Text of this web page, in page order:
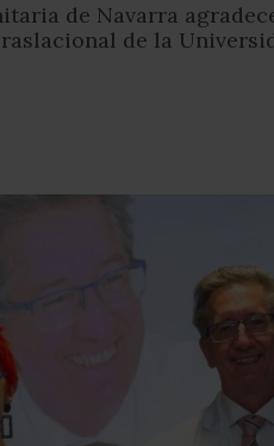
de Navarra
de la